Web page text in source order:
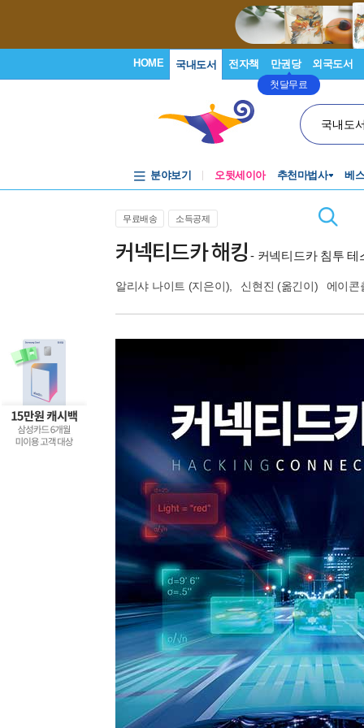
HOME 국내도서 전자책 만권당
첫달무료
외국도서
국내도
분야보기 오뒷세이아 추천마법사 베
무료배송 소득공제
커넥티드카 해킹 - 커넥티드카 침투 테
알리샤 나이트 (지은이), 신현진 (옮긴이) 에이콘